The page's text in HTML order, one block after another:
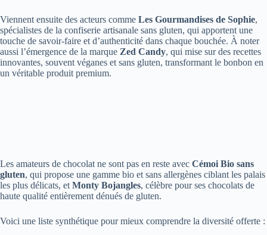
Viennent ensuite des acteurs comme Les Gourmandises de Sophie,
spécialistes de la confiserie artisanale sans gluten, qui apportent une
touche de savoir-faire et d’authenticité dans chaque bouchée. À noter
aussi l’émergence de la marque Zed Candy, qui mise sur des recettes
innovantes, souvent véganes et sans gluten, transformant le bonbon en
un véritable produit premium.
Les amateurs de chocolat ne sont pas en reste avec Cémoi Bio sans
gluten, qui propose une gamme bio et sans allergènes ciblant les palais
les plus délicats, et Monty Bojangles, célèbre pour ses chocolats de
haute qualité entièrement dénués de gluten.
Voici une liste synthétique pour mieux comprendre la diversité offerte :